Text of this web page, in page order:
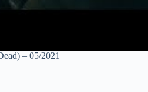
– 05/2021